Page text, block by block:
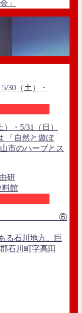
」
・5/31（日）
「自然と遊ぼ
市のハーブとス
自由研究 ⑥
る石川地方。巨
石川町字高田